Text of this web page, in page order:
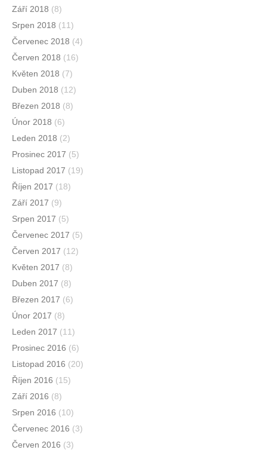
Září 2018 (8)
Srpen 2018 (11)
Červenec 2018 (4)
Červen 2018 (16)
Květen 2018 (7)
Duben 2018 (12)
Březen 2018 (8)
Únor 2018 (6)
Leden 2018 (2)
Prosinec 2017 (5)
Listopad 2017 (19)
Říjen 2017 (18)
Září 2017 (9)
Srpen 2017 (5)
Červenec 2017 (5)
Červen 2017 (12)
Květen 2017 (8)
Duben 2017 (8)
Březen 2017 (6)
Únor 2017 (8)
Leden 2017 (11)
Prosinec 2016 (6)
Listopad 2016 (20)
Říjen 2016 (15)
Září 2016 (8)
Srpen 2016 (10)
Červenec 2016 (3)
Červen 2016 (3)